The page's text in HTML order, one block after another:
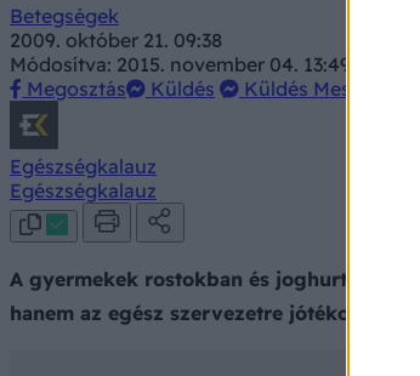
Betegségek
2009. október 21. 09:38
Módosítva: 2015. november 04. 13:49
Megosztás
Küldés Küldés
Egészségkalauz
Egészségkalauz
A gyermekek rostokban és joghurtban
hanem az egész szervezetre jótékony